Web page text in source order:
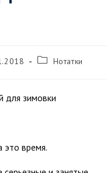
Нотатки
для зимовки
это время.